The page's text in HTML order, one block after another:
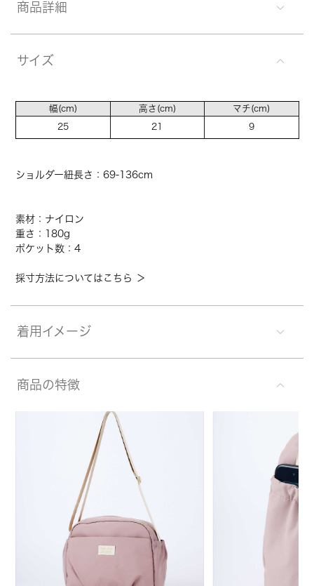
商品詳細
サイズ
幅(cm)
25
高さ(cm)
21
マチ(cm)
9
ショルダー紐長さ：69-136cm
素材：ナイロン
重さ：180g
ポケット数：4
採寸方法についてはこちら ＞
着用イメージ
商品の特徴